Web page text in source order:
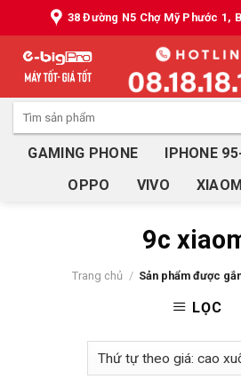
to
content
38 Đường N5 Chợ Mỹ Phước 1,
GAMING PHONE IPHONE
OPPO
VIVO
9c
Trang chủ / Sản phẩm được
LỌC